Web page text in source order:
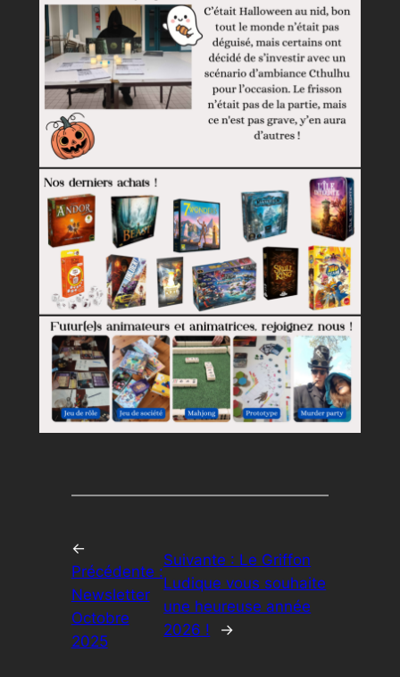
←
Précédente :
Newsletter
Octobre
2025
Suivante : Le Griffon
Ludique vous souhaite
une heureuse année
2026 !
→